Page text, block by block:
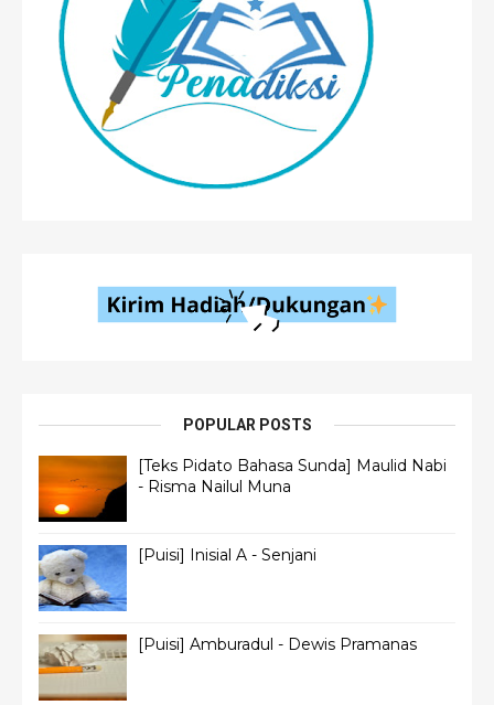
POPULAR POSTS
[Teks Pidato Bahasa Sunda] Maulid Nabi
- Risma Nailul Muna
[Puisi] Inisial A - Senjani
[Puisi] Amburadul - Dewis Pramanas